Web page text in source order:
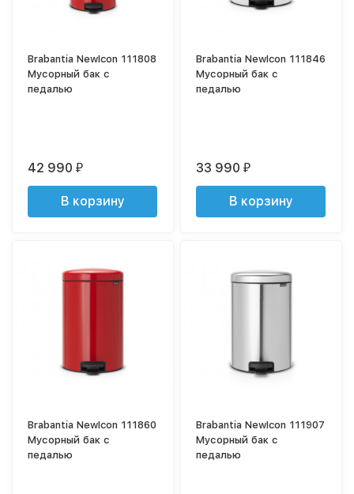
Brabantia NewIcon 111808
Мусорный бак с
педалью
42 990₽
В корзину
Brabantia NewIcon 111846
Мусорный бак с
педалью
33 990₽
В корзину
Brabantia NewIcon 111860
Мусорный бак с
педалью
Brabantia NewIcon 111907
Мусорный бак с
педалью